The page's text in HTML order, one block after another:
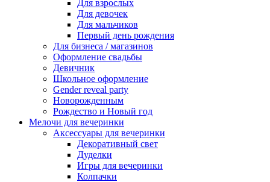
Для взрослых
Для девочек
Для мальчиков
Первый день рождения
Для бизнеса / магазинов
Оформление свадьбы
Девичник
Школьное оформление
Gender reveal party
Новорожденным
Рождество и Новый год
Мелочи для вечеринки
Аксессуары для вечеринки
Декоративный свет
Дуделки
Игры для вечеринки
Колпачки